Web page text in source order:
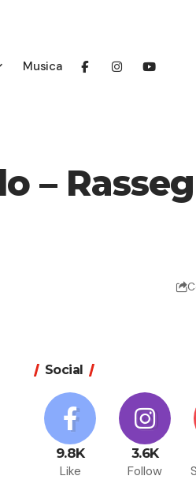
Musica
–
Social
9.8K
Like
3.6K
Follow